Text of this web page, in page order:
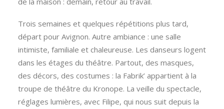
Trois semaines et quelques répétitions plus tard,
départ pour Avignon. Autre ambiance : une salle
intimiste, familiale et chaleureuse. Les danseurs logent
dans les étages du théâtre. Partout, des masques,
des décors, des costumes : la Fabrik’ appartient à la
troupe de théâtre du Kronope. La veille du spectacle,
réglages lumières, avec Filipe, qui nous suit depuis la